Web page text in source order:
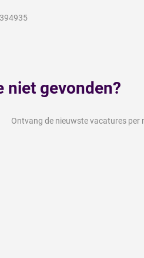
niet gevonden?
Ontvang de nieuwste vacatures